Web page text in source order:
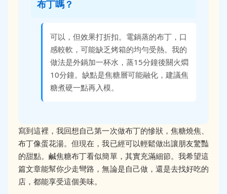
布丁嗎？
可以，但效果打折扣。電鍋蒸的布丁，口
感較軟，可能缺乏烤箱的均勻受熱。我的
做法是外鍋加一杯水，蒸15分鐘後關火燜
10分鐘。缺點是焦糖層可能融化，建議焦
糖煮硬一點再入模。
寫到這裡，我回想自己第一次做布丁的慘狀，焦糖燒焦、
布丁像蛋花湯。但現在，我已經可以輕鬆做出讓朋友驚豔
的甜點。鹹焦糖布丁看似簡單，其實充滿細節。我希望這
篇文章能幫你少走彎路，無論是自己做，還是去找好吃的
店，都能享受這個美味。